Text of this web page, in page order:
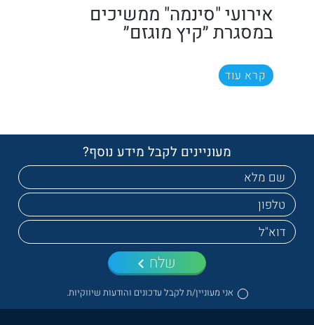
אירועי "סינמה" ממשיכים
במסגרת ״קיץ מוגזם״
קרא עוד
מעוניינים לקבל מידע נוסף?
אני מעוניין/ת לקבל עדכונים והודעות שיווקיות.
שלח